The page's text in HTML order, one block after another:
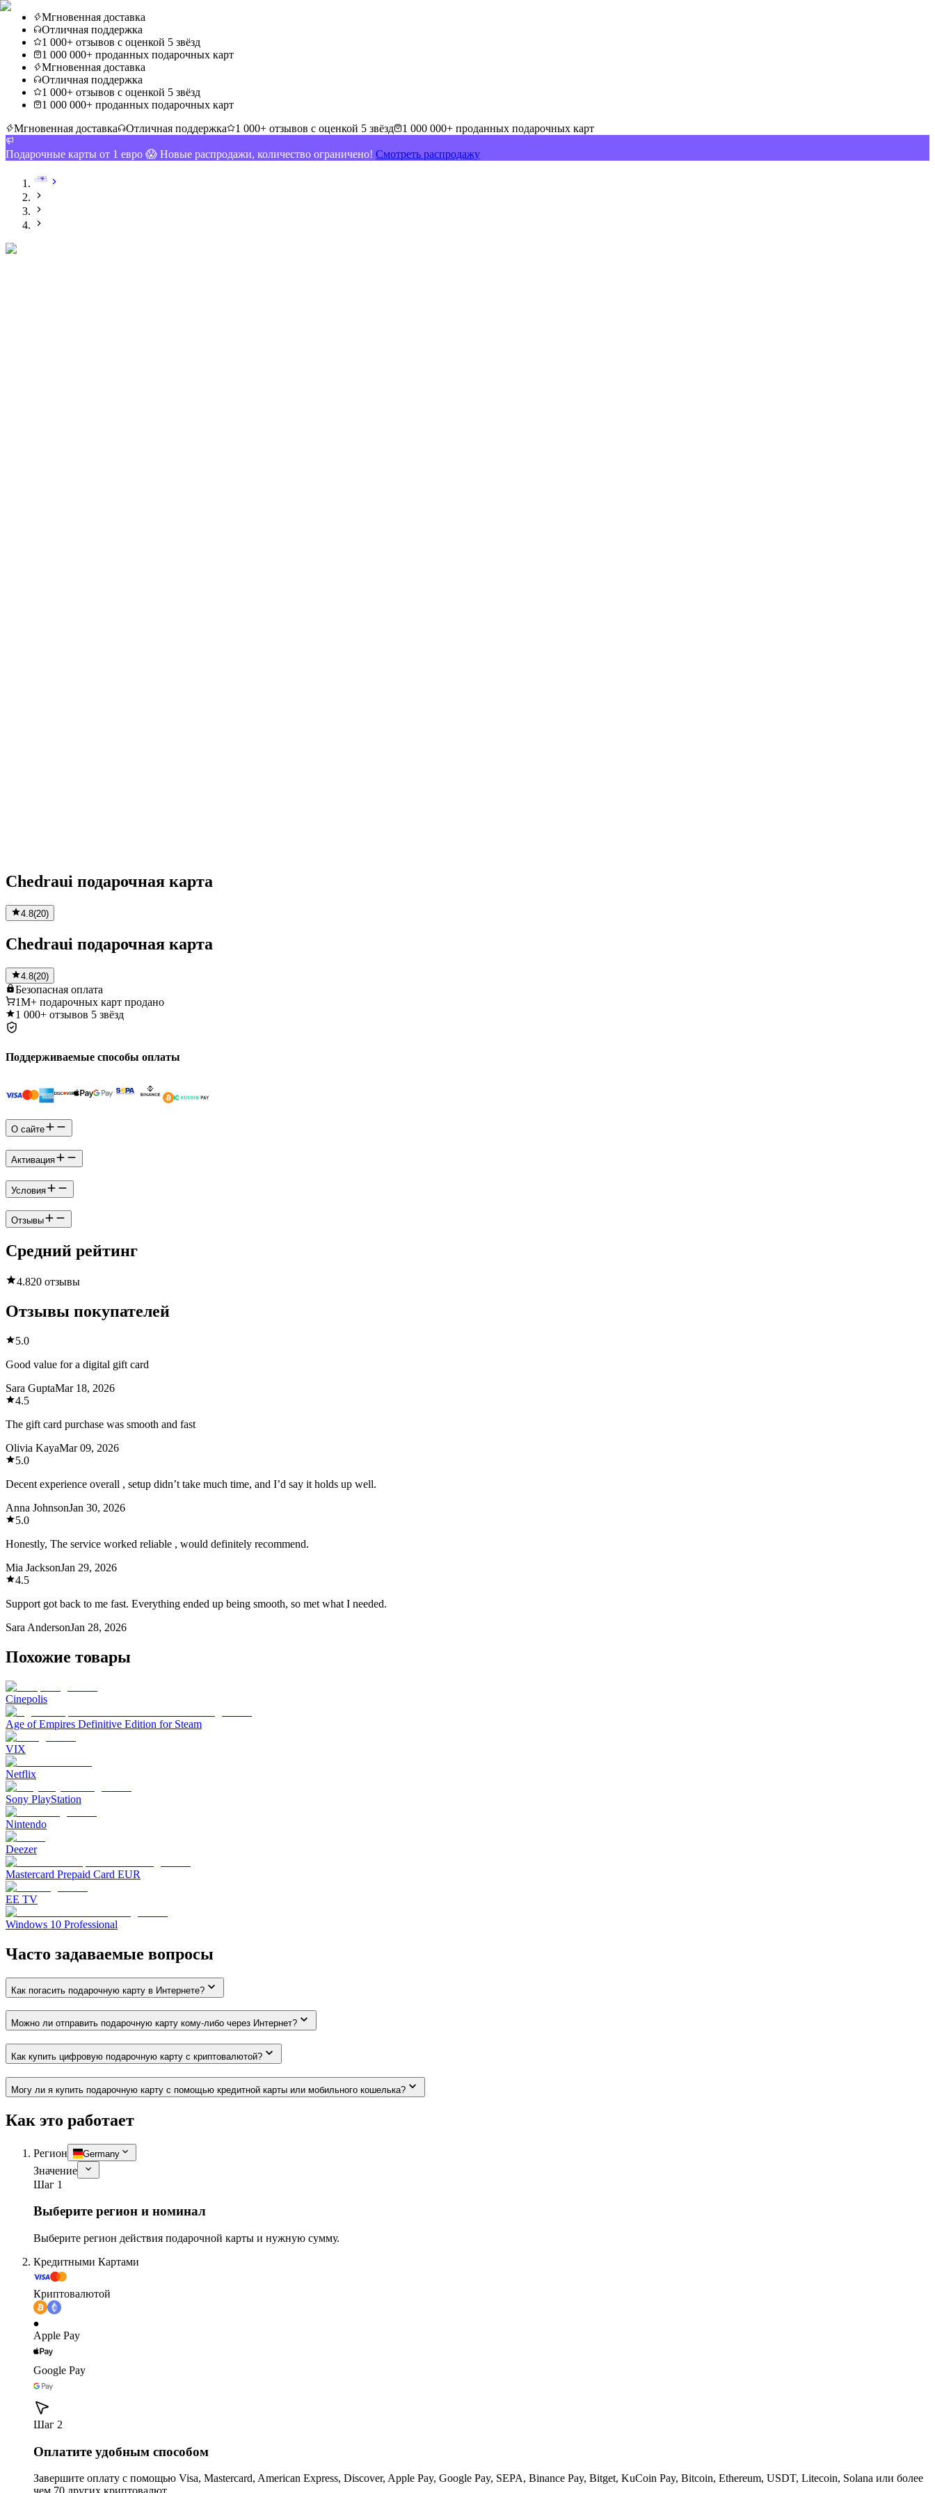
Мгновенная доставка
Отличная поддержка
1 000+ отзывов с оценкой 5 звёзд
1 000 000+ проданных подарочных карт
Мгновенная доставка
Отличная поддержка
1 000+ отзывов с оценкой 5 звёзд
1 000 000+ проданных подарочных карт
Мгновенная доставка
Отличная поддержка 1 000+ отзывов с оценкой 5 звёзд 1 000 000+ проданных подарочных карт
Подарочные карты от 1 евро 😱 Новые распродажи, количество ограничено! Смотреть распродажу
Chedraui подарочная карта
4.8(20)
Chedraui подарочная карта
4.8(20)
Безопасная оплата
1M+ подарочных карт продано
1 000+ отзывов 5 звёзд
Поддерживаемые способы оплаты
О сайте
Активация
Условия
Отзывы
Средний рейтинг
4.820 отзывы
Отзывы покупателей
5.0
Good value for a digital gift card
Sara GuptaMar 18, 2026
4.5
The gift card purchase was smooth and fast
Olivia KayaMar 09, 2026
5.0
Decent experience overall , setup didn’t take much time, and I’d say it holds up well.
Anna JohnsonJan 30, 2026
5.0
Honestly, The service worked reliable , would definitely recommend.
Mia JacksonJan 29, 2026
4.5
Support got back to me fast. Everything ended up being smooth, so met what I needed.
Sara AndersonJan 28, 2026
Похожие товары
Cinepolis
Age of Empires Definitive Edition for Steam
VIX
Netflix
Sony PlayStation
Nintendo
Deezer
Mastercard Prepaid Card EUR
EE TV
Windows 10 Professional
Часто задаваемые вопросы
Как погасить подарочную карту в Интернете?
Можно ли отправить подарочную карту кому-либо через Интернет?
Как купить цифровую подарочную карту с криптовалютой?
Могу ли я купить подарочную карту с помощью кредитной карты или мобильного кошелька?
Как это работает
Регион Germany
Значение
Шаг 1
Выберите регион и номинал
Выберите регион действия подарочной карты и нужную сумму.
Кредитными Картами
Криптовалютой
Apple Pay
Google Pay
Шаг 2
Оплатите удобным способом
Завершите оплату с помощью Visa, Mastercard, American Express, Discover, Apple Pay, Google Pay, SEPA, Binance Pay, Bitget, KuCoin Pay, Bitcoin, Ethereum, USDT, Litecoin, Solana или более